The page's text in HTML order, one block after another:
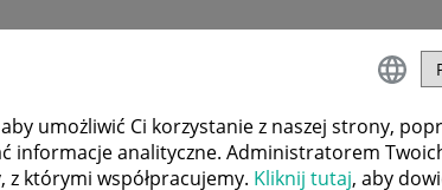
umożliwić Ci korzystanie z naszej strony,
informacje analityczne. Administratorem
którymi współpracujemy. Kliknij tutaj, aby